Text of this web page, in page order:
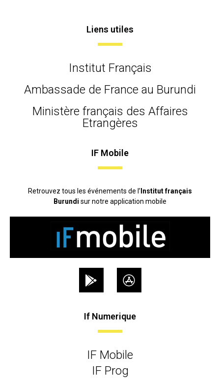
Liens utiles
Institut Français
Ambassade de France au Burundi
Ministère français des Affaires
Etrangères
IF Mobile
Retrouvez tous les événements de l’ Institut français
Burundi sur notre application mobile
If Numerique
IF Mobile
IF Prog